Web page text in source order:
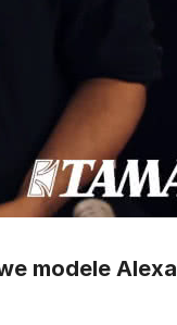
modele Alexa